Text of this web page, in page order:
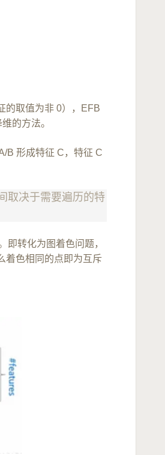
的取值为非 0），EFB
的方法。
B 形成特征 C，特征 C
取决于需要遍历的特
即转化为图着色问题，
着色相同的点即为互斥